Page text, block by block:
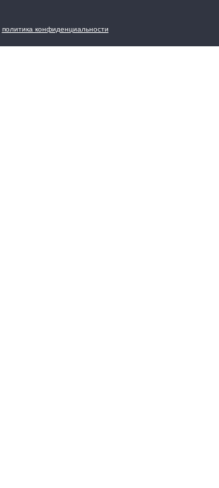
политика конфиденциальности